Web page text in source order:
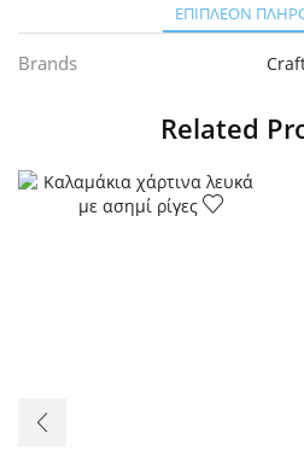
ΕΠΙΠΛΈΟΝ
Brands
Related